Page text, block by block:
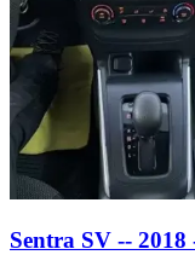
Sentra SV --